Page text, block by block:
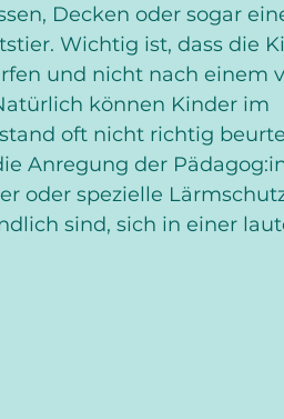
Decken oder sogar
Wichtig ist, dass die
und nicht nach einem
können Kinder im
oft nicht richtig
Anregung der
oder spezielle
sind, sich in einer